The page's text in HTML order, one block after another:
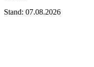
Stand: 07.08.2026